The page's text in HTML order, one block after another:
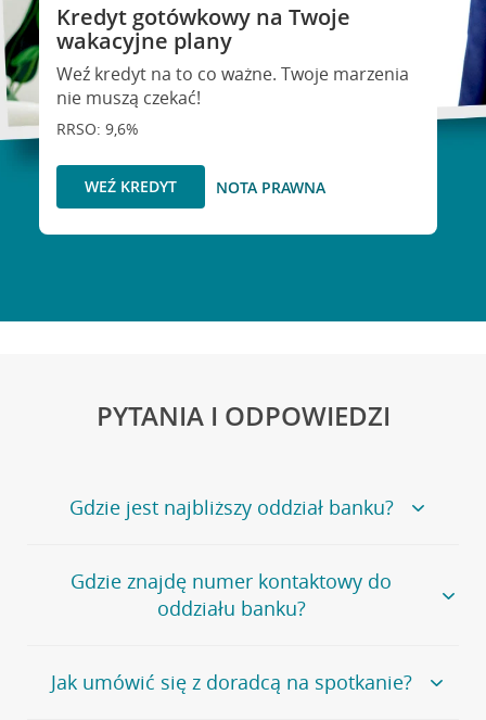
Kredyt gotówkowy na Twoje
wakacyjne plany
Weź kredyt na to co ważne. Twoje marzenia
nie muszą czekać!
RRSO: 9,6%
WEŹ KREDYT NOTA PRAWNA
PYTANIA I ODPOWIEDZI
Gdzie jest najbliższy oddział banku?
Jeśli szukasz oddziału naszego banku, zapraszamy na
stronęPlacówki i bankomaty, na której znajduje się
wygodna wyszukiwarka.
oddziałów
Gdzie znajdę numer kontaktowy do
oddziału banku?
Bank Credit Agricole nie udostępnia ogólnego numeru
telefonu do placówki bankowej.
Jak umówić się z doradcą na spotkanie?